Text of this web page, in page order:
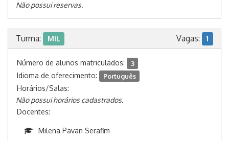
Não possui reservas.
Turma: MIL Vagas: 1
Número de alunos matriculados: 3
Idioma de oferecimento: Português
Horários/Salas:
Não possui horários cadastrados.
Docentes:
Milena Pavan Serafim